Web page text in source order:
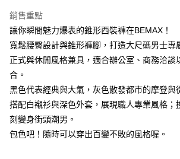
相關說明
AFTEE先享後付是「在收到商品之後才付款」的支付
便利好安心！
１．簡單：不需註冊會員、不需綁卡、不需儲值。
２．便利：只要手機號碼，簡訊認證，即可結帳。
３．安心：先確認商品／服務後，再付款。
１．於結帳方式選擇「AFTEE先享後付」後，將跳
結帳頁面，進行簡訊認證並確認金額後，即可完成結
２．訂單成立數日內，您將收到繳費通知簡訊。
３．收到繳費通知簡訊後14天內，點擊此簡訊中的連
ATM付款
運送方式
全家付款取貨
每筆NT$150
7-11付款取貨
每筆NT$80，滿NT$1,200(含以上)免運費
銷售重點
讓你瞬間魅力爆表的錐形西裝褲在BEMAX！
寬鬆腰臀設計與錐形褲腳，打造大尺碼男士專
正式與休閒風格兼具，適合辦公室、商務洽談
合。
黑色代表經典與大氣，灰色散發都市的摩登與
搭配白襯衫與深色外套，展現職人專業風格；
刻變身街頭潮男。
包色吧！隨時可以穿出百變不敗的風格喔。